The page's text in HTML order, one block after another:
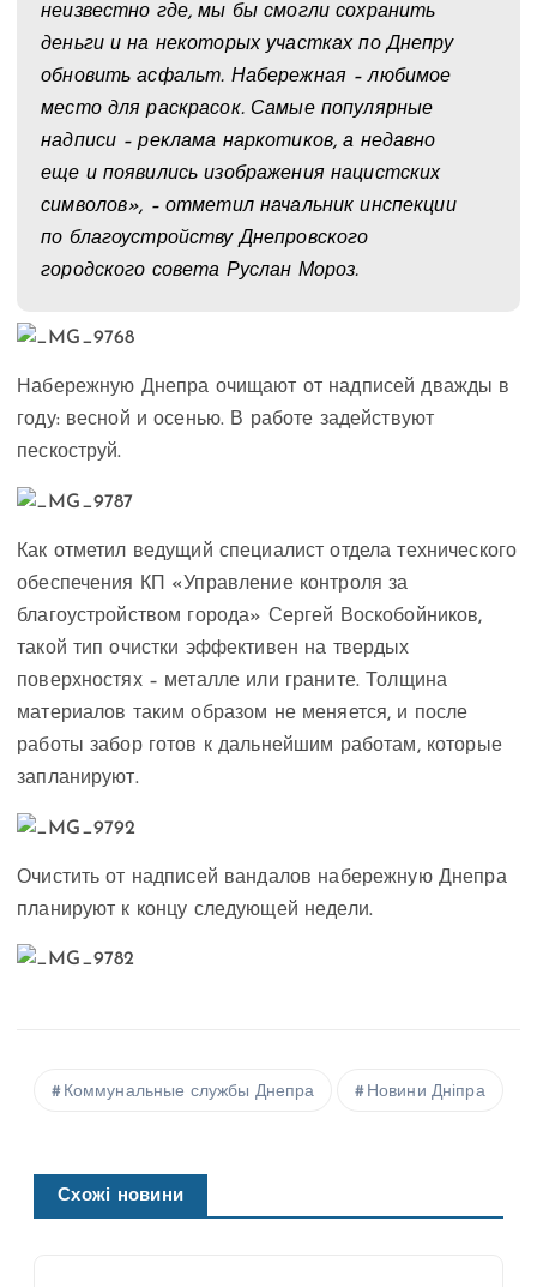
неизвестно где, мы бы смогли сохранить
деньги и на некоторых участках по Днепру
обновить асфальт. Набережная – любимое
место для раскрасок. Самые популярные
надписи – реклама наркотиков, а недавно
еще и появились изображения нацистских
символов», – отметил начальник инспекции
по благоустройству Днепровского
городского совета Руслан Мороз.
Набережную Днепра очищают от надписей дважды в
году: весной и осенью. В работе задействуют
пескоструй.
Как отметил ведущий специалист отдела технического
обеспечения КП «Управление контроля за
благоустройством города» Сергей Воскобойников,
такой тип очистки эффективен на твердых
поверхностях – металле или граните. Толщина
материалов таким образом не меняется, и после
работы забор готов к дальнейшим работам, которые
запланируют.
Очистить от надписей вандалов набережную Днепра
планируют к концу следующей недели.
Коммунальные службы Днепра Новини Дніпра
Схожі новини